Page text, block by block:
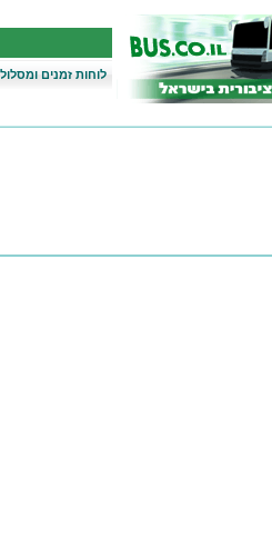
לוחות זמנים